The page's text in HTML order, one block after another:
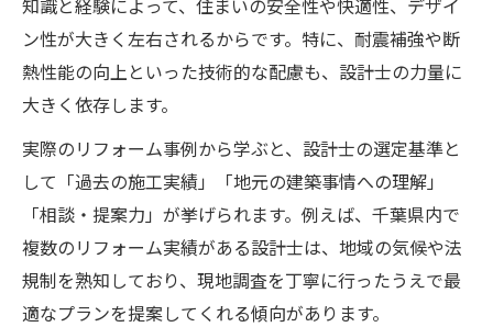
ン性が大きく左右されるからです。特に、耐震補強や断
熱性能の向上といった技術的な配慮も、設計士の力量に
大きく依存します。
実際のリフォーム事例から学ぶと、設計士の選定基準と
して「過去の施工実績」「地元の建築事情への理解」
「相談・提案力」が挙げられます。例えば、千葉県内で
複数のリフォーム実績がある設計士は、地域の気候や法
規制を熟知しており、現地調査を丁寧に行ったうえで最
適なプランを提案してくれる傾向があります。